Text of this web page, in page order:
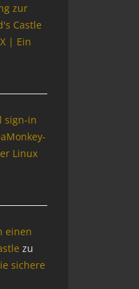
zur
Castle
| Ein
sign-in
Linux
einen
zu
sichere